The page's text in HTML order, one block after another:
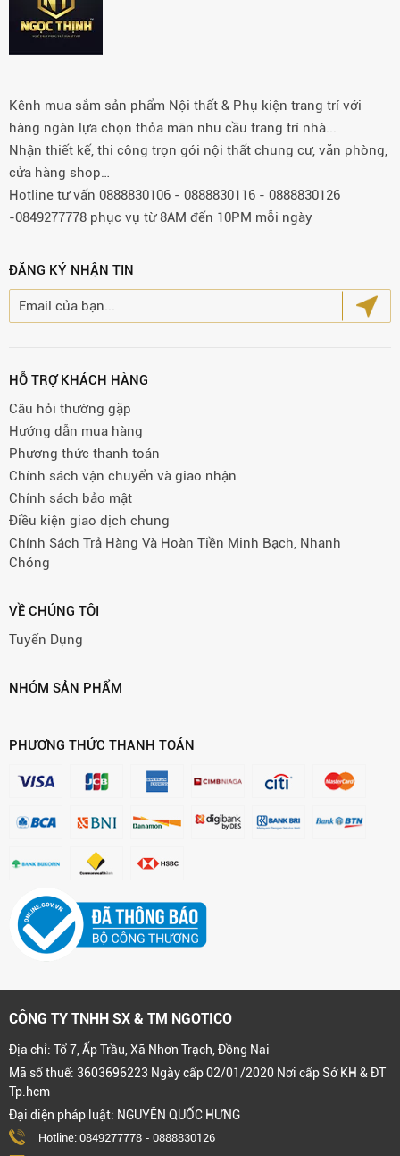
Kênh mua sắm sản phẩm Nội thất & Phụ kiện trang trí với
hàng ngàn lựa chọn thỏa mãn nhu cầu trang trí nhà...
Nhận thiết kế, thi công trọn gói nội thất chung cư, văn phòng,
cửa hàng shop…
Hotline tư vấn 0888830106 - 0888830116 - 0888830126
-0849277778 phục vụ từ 8AM đến 10PM mỗi ngày
ĐĂNG KÝ NHẬN TIN
HỖ TRỢ KHÁCH HÀNG
Câu hỏi thường gặp
Hướng dẫn mua hàng
Phương thức thanh toán
Chính sách vận chuyển và giao nhận
Chính sách bảo mật
Điều kiện giao dịch chung
Chính Sách Trả Hàng Và Hoàn Tiền Minh Bạch, Nhanh
Chóng
VỀ CHÚNG TÔI
Tuyển Dụng
NHÓM SẢN PHẨM
PHƯƠNG THỨC THANH TOÁN
CÔNG TY TNHH SX & TM NGOTICO
Địa chỉ: Tổ 7, Ấp Trầu, Xã Nhơn Trạch, Đồng Nai
Mã số thuế: 3603696223 Ngày cấp 02/01/2020 Nơi cấp Sở KH & ĐT
Tp.hcm
Đại diện pháp luật: NGUYỄN QUỐC HƯNG
Hotline: 0849277778 - 0888830126